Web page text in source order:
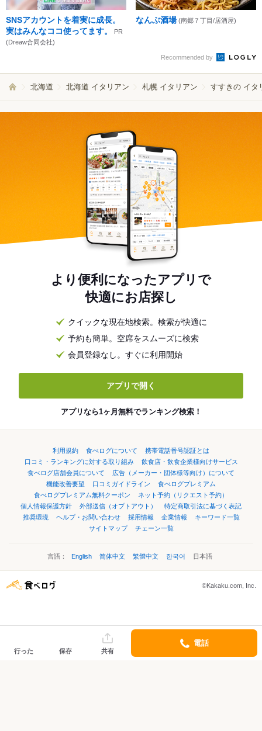
SNSアカウントを着実に成長。
実はみんなココ使ってます。
PR
(Dreaw合同会社)
なんぶ酒場 (南郷７丁目/居酒屋)
Recommended by
北海道 北海道 イタリアン 札幌 イタリアン すすきの イタ
より便利になったアプリで
快適にお店探し
クイックな現在地検索。検索が快適に
予約も簡単。空席をスムーズに検索
会員登録なし。すぐに利用開始
アプリで開く
アプリなら1ヶ月無料でランキング検索！
利用規約 食べログについて
携帯電話番号認証とは
口コミ・ランキングに対する取り組み
飲食店・飲食企業様向けサービス
食べログ店舗会員について
広告（メーカー・団体様等向け）について
機能改善要望
口コミガイドライン
食べログプレミアム
食べログプレミアム無料クーポン
ネット予約（リクエスト予約）
個人情報保護方針
外部送信（オプトアウト）
特定商取引法に基づく表記
推奨環境
ヘルプ・お問い合わせ 採用情報 企業情報
キーワード一覧
サイトマップ
チェーン一覧
言語： English 简体中文 繁體中文 한국어 日本語
©Kakaku.com, Inc.
行った 保存 共有
電話